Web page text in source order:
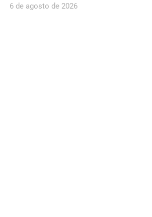
6 de agosto de 2026